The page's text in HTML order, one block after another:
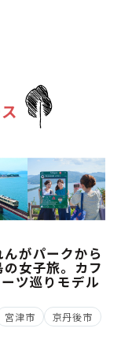
がパークから
女子旅。カフ
ツ巡りモデル
宮津市
京丹後市